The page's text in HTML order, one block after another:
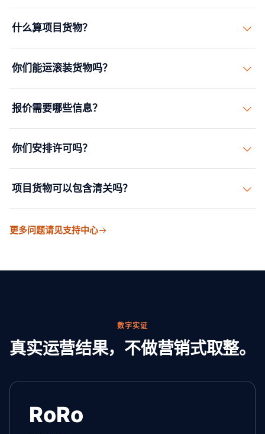
什么算项目货物？
或超限货物等需要特殊规划的运输。
你们能运滚装货物吗？
滚装能力的码头运输。
报价需要哪些信息？
值、时间要求，以及任何路线限制。
你们安排许可吗？
项目货物可以包含清关吗？
核。
更多问题请见支持中心
数字实证
真实运营结果，不做营销式取整。
RoRo